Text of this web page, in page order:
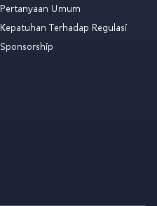
Pertanyaan Umum
Kepatuhan Terhadap Regulasi
Sponsorship